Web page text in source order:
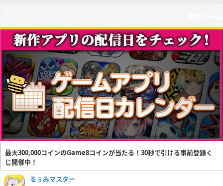
最大300,000コインのGame8コインが当たる！30秒で引ける事前登録く
じ開催中！
るぅみマスター